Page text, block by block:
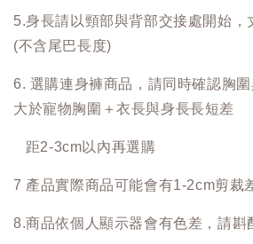
5.身長請以頸部與背部交接處開始，
(不含尾巴長度)
6. 選購連身褲商品，請同時確認胸
大於寵物胸圍＋衣長與身長長短差
距2-3cm以內再選購
7 產品實際商品可能會有1-2cm剪裁
8.商品依個人顯示器會有色差，請斟